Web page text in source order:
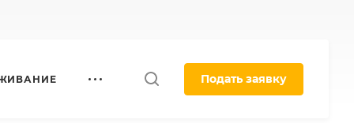
Подать заявку